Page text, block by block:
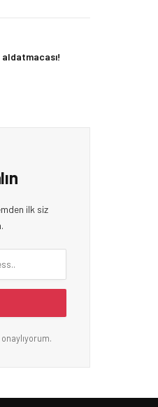
aldatmacası!
ilk siz